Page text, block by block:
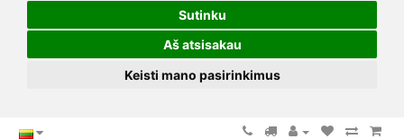
Sutinku
Aš atsisakau
Keisti mano pasirinkimus